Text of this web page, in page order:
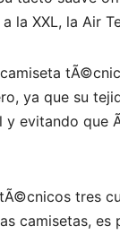
la XXL, la Air
ya que su
evitando que
tres
camisetas,